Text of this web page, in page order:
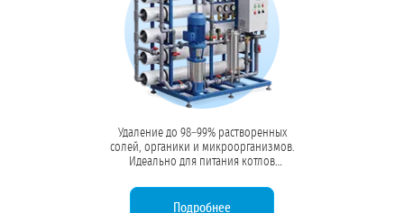
Удаление до 98–99% растворенных
солей, органики и микроорганизмов.
Идеально для питания котлов
напитков и технологических
процессов, требующих воды высокой
Подробнее